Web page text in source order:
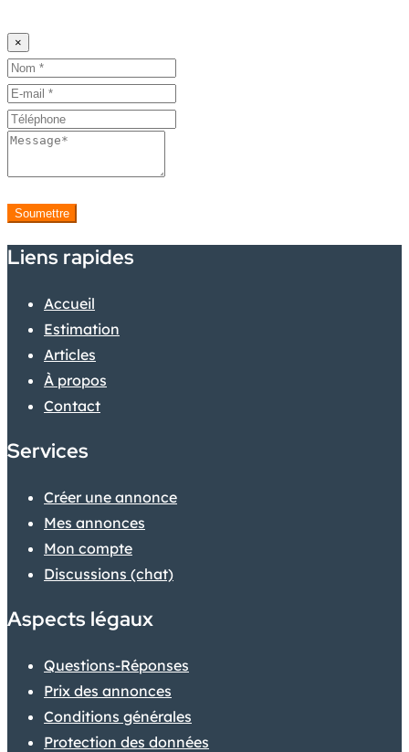
×
Soumettre
Liens rapides
Accueil
Estimation
Articles
À propos
Contact
Services
Créer une annonce
Mes annonces
Mon compte
Discussions (chat)
Aspects légaux
Questions-Réponses
Prix des annonces
Conditions générales
Protection des données